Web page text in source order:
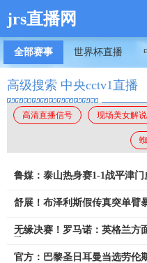
jrs直播网
全部赛事 世界杯直播
高级搜索 中央cctv1直播
高清直播信号 现场美女解说
鲁媒：泰山热身赛1-1战平津
舒展！布泽利斯假传真突单臂
无缘决赛！罗马诺：英格兰方
官方：巴黎圣日耳曼当选劳伦